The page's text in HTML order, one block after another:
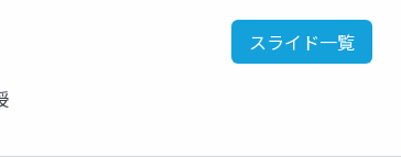
スライド一覧